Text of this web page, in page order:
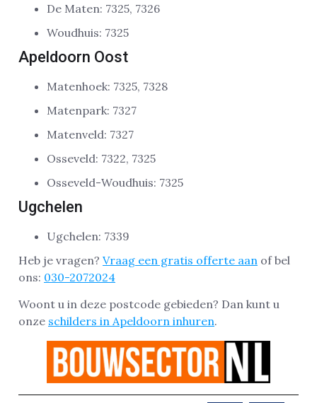
De Maten: 7325, 7326
Woudhuis: 7325
Apeldoorn Oost
Matenhoek: 7325, 7328
Matenpark: 7327
Matenveld: 7327
Osseveld: 7322, 7325
Osseveld-Woudhuis: 7325
Ugchelen
Ugchelen: 7339
Heb je vragen? Vraag een gratis offerte aan of bel
ons: 030-2072024
Woont u in deze postcode gebieden? Dan kunt u
onze schilders in Apeldoorn inhuren.